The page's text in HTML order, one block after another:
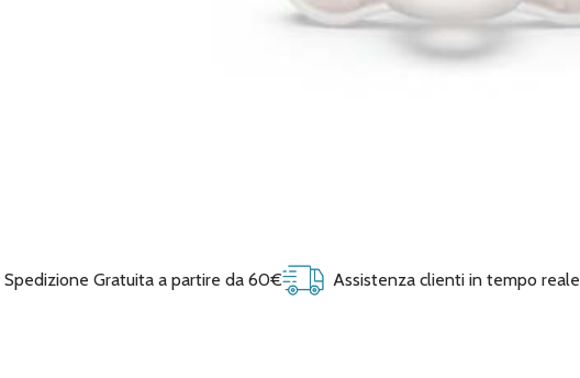
Spedizione Gratuita a partire da 60€ Assistenza clienti in tempo reale